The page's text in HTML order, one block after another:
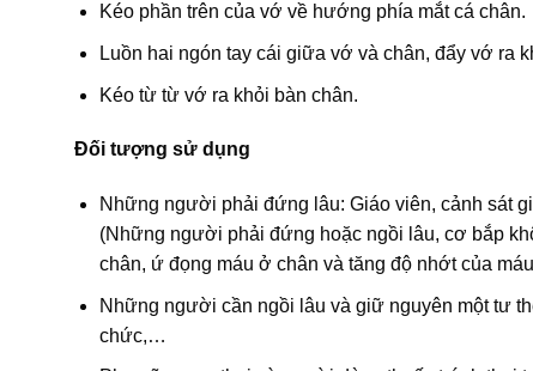
Kéo phần trên của vớ về hướng phía mắt cá chân.
Luồn hai ngón tay cái giữa vớ và chân, đẩy vớ ra
Kéo từ từ vớ ra khỏi bàn chân.
Đối tượng sử dụng
Những người phải đứng lâu: Giáo viên, cảnh sát
(Những người phải đứng hoặc ngồi lâu, cơ bắp
chân, ứ đọng máu ở chân và tăng độ nhớt của
Những người cần ngồi lâu và giữ nguyên một tư
chức,…